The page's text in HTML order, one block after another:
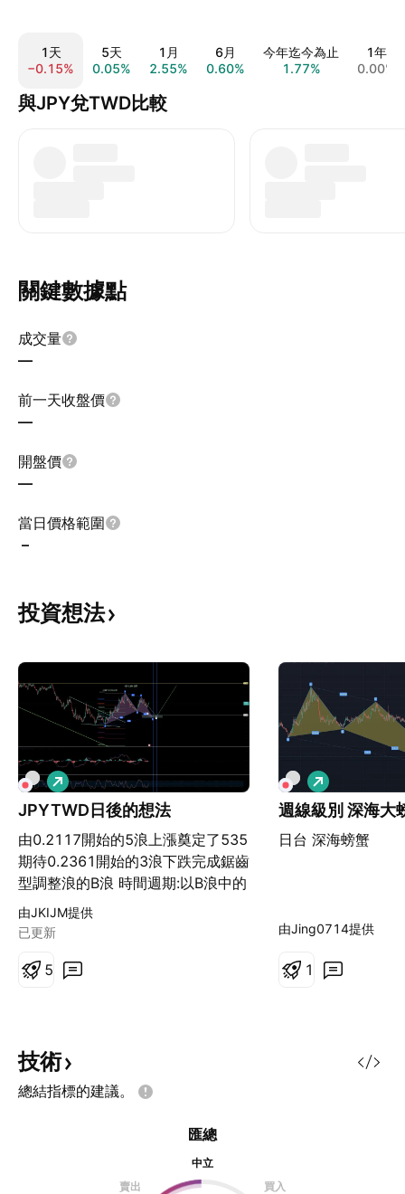
1天
−0.15%
5天
0.05%
1月
2.55%
6月
0.60%
今年迄今為止
1.77%
1年
0.00%
與JPY兌TWD比較
關鍵數據點
成交量
—
前一天收盤價
—
開盤價
—
當日價格範圍
–
投資想法
JPYTWD日後的想法
由0.2117開始的5浪上漲奠定了535
期待0.2361開始的3浪下跌完成鋸齒
型調整浪的B浪 時間週期:以B浪中的
A浪開始的38周判斷1倍或1.272倍
所以將目標設定在5月中至五月下旬
看
多
由JKIJM提供
已更新
5
週線級別 深海大
日台 深海螃蟹
看
多
由Jing0714提供
1
技術
總結指標的建議。
匯總
中立
賣出
買入